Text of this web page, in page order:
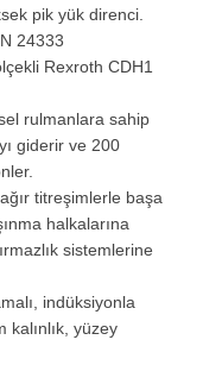
pik yük direnci.
24333
Rexroth CDH1
rulmanlara sahip
giderir ve 200
titreşimlerle başa
halkalarına
sistemlerine
indüksiyonla
yüzey